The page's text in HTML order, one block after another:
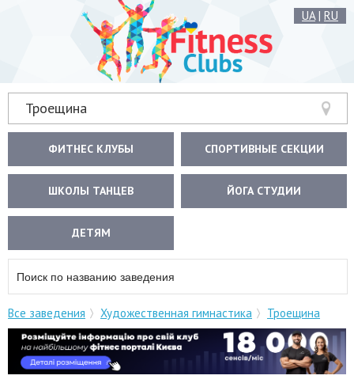
UA| RU
Троещина
ФИТНЕС КЛУБЫ СПОРТИВНЫЕ СЕКЦИИ
ШКОЛЫ ТАНЦЕВ ЙОГА СТУДИИ
ДЕТЯМ
Все заведения Художественная гимнастика Троещина